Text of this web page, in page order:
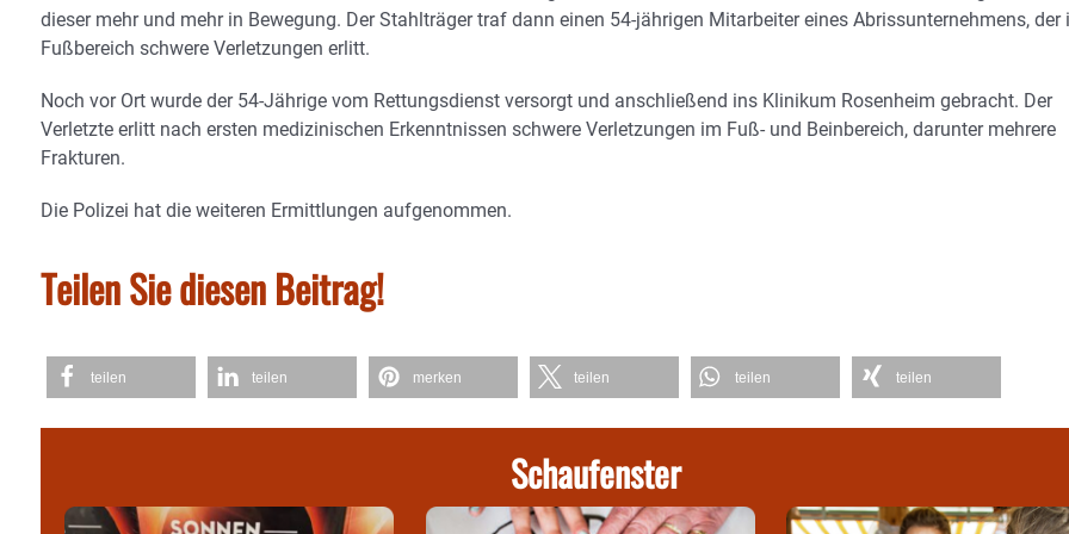
dieser mehr und mehr in Bewegung. Der Stahlträger traf dann einen 54-jährigen Mitarbeiter eines Abrissunternehmens, der
Fußbereich schwere Verletzungen erlitt.
Noch vor Ort wurde der 54-Jährige vom Rettungsdienst versorgt und anschließend ins Klinikum Rosenheim gebracht. Der
Verletzte erlitt nach ersten medizinischen Erkenntnissen schwere Verletzungen im Fuß- und Beinbereich, darunter mehrere
Frakturen.
Die Polizei hat die weiteren Ermittlungen aufgenommen.
Teilen Sie diesen Beitrag!
teilen teilen merken teilen teilen teilen
Schaufenster